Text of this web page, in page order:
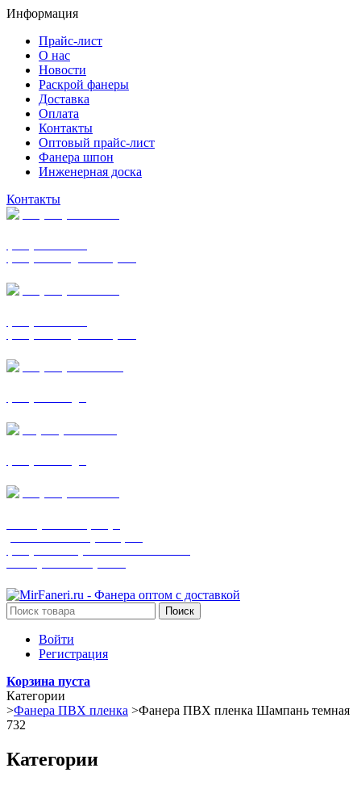
Информация
Прайс-лист
О нас
Новости
Раскрой фанеры
Доставка
Оплата
Контакты
Оптовый прайс-лист
Фанера шпон
Инженерная доска
Контакты
Поиск
Войти
Регистрация
Корзина пуста
Категории
>Фанера ПВХ пленка >Фанера ПВХ пленка Шампань темная
732
Категории